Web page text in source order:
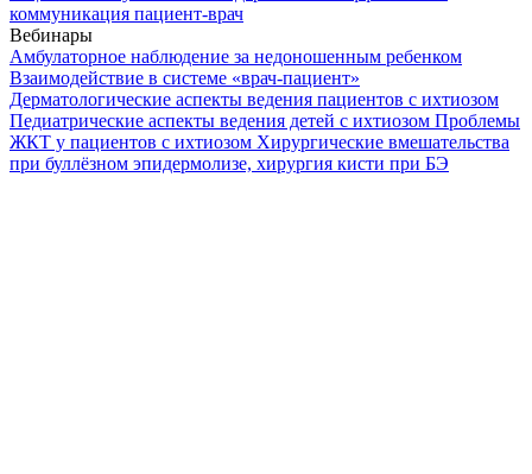
коммуникация пациент-врач
Вебинары
Амбулаторное наблюдение за недоношенным ребенком
Взаимодействие в системе «врач-пациент»
Дерматологические аспекты ведения пациентов с ихтиозом
Педиатрические аспекты ведения детей с ихтиозом Проблемы
ЖКТ у пациентов с ихтиозом Хирургические вмешательства
при буллёзном эпидермолизе, хирургия кисти при БЭ